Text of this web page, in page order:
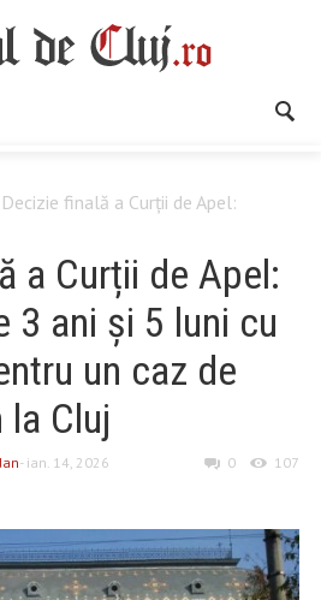
Decizie finală a Curții de Apel:
a Curții de Apel:
3 ani și 5 luni cu
un caz de
Cluj
- ian. 14, 2026 0 107